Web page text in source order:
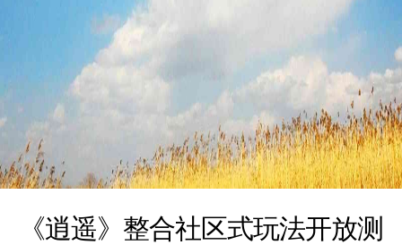
《逍遥》整合社区式玩法开放测